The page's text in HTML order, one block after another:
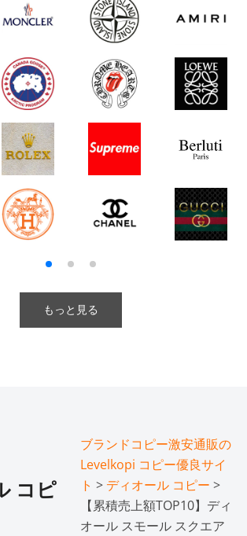
もっと見る
コピ
ブランドコピー激安通販の
Levelkopi コピー優良サイ
ト > ディオール コピー >
【累積売上額TOP10】ディ
オール スモール スクエア